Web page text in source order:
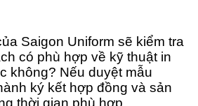
Saigon Uniform sẽ kiểm tra
có phù hợp về kỹ thuật in
không? Nếu duyệt mẫu
ký kết hợp đồng và sản
thời gian phù hợp.